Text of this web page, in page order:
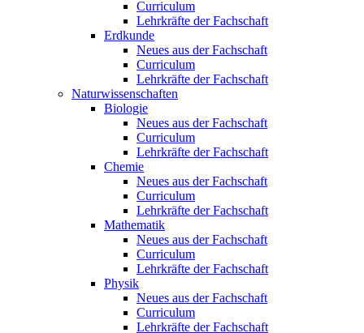
Curriculum
Lehrkräfte der Fachschaft
Erdkunde
Neues aus der Fachschaft
Curriculum
Lehrkräfte der Fachschaft
Naturwissenschaften
Biologie
Neues aus der Fachschaft
Curriculum
Lehrkräfte der Fachschaft
Chemie
Neues aus der Fachschaft
Curriculum
Lehrkräfte der Fachschaft
Mathematik
Neues aus der Fachschaft
Curriculum
Lehrkräfte der Fachschaft
Physik
Neues aus der Fachschaft
Curriculum
Lehrkräfte der Fachschaft